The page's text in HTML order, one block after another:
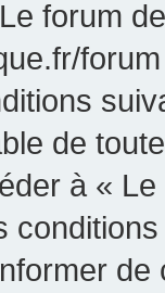
forum
de
à «